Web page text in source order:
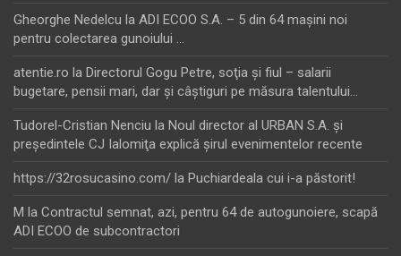
Gheorghe Nedelcu la ADI ECOO S.A. – 5 din 64 maşini noi
pentru colectarea gunoiului …
atentie.ro la Directorul Gogu Petre, soţia şi fiul – salarii
bugetare, pensii mari, dar şi câştiguri pe măsura talentului…
Tudorel-Cristian Nenciu la Noul director al URBAN S.A. şi
preşedintele CJ Ialomiţa explică şirul evenimentelor recente
https://32rosucasino.com/ la Puchiardeala cui i-a păstorit!
M la Contractul semnat, azi, pentru 64 de autogunoiere, scapă
ADI ECOO de subcontractori